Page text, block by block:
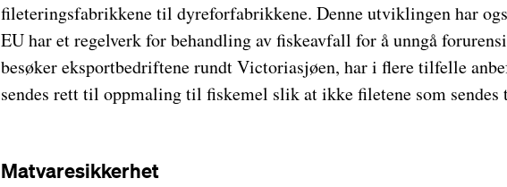
fileteringsfabrikkene til dyreforfabrikkene. Denne utviklingen har
EU har et regelverk for behandling av fiskeavfall for å unngå
besøker eksportbedriftene rundt Victoriasjøen, har i flere tilfelle
sendes rett til oppmaling til fiskemel slik at ikke filetene som
Matvaresikkerhet